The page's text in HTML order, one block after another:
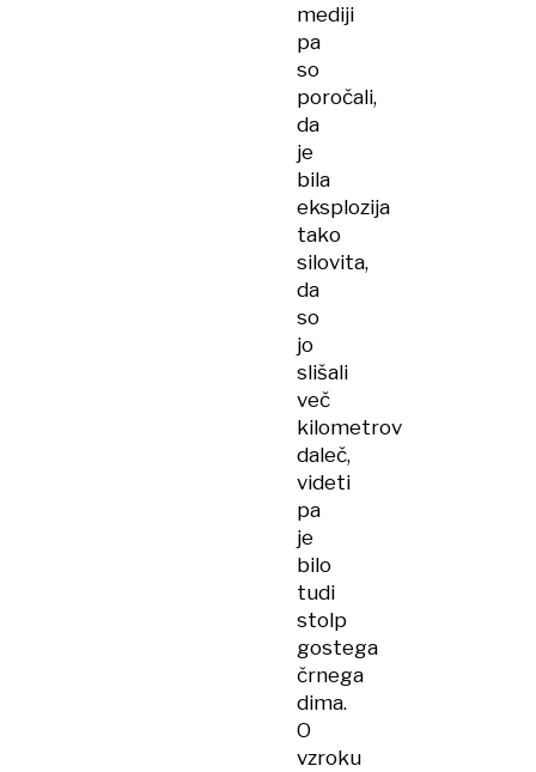
mediji
pa
so
poročali,
da
je
bila
eksplozija
tako
silovita,
da
so
jo
slišali
več
kilometrov
daleč,
videti
pa
je
bilo
tudi
stolp
gostega
črnega
dima.
O
vzroku